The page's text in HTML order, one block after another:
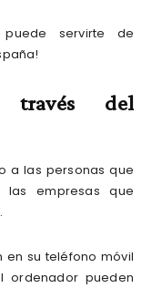
puede servirte de
través del
a las personas que
empresas que
en su teléfono móvil
pueden